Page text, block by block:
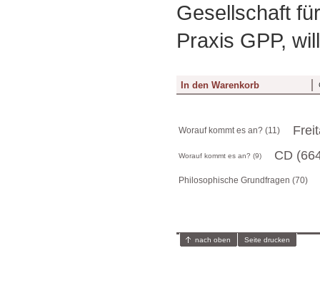
Gesellschaft
Praxis GPP,
Worauf kommt es an? (11)
Worauf kommt es an? (9) CD
Philosophische Grundfragen (70)
nach oben Seite drucken